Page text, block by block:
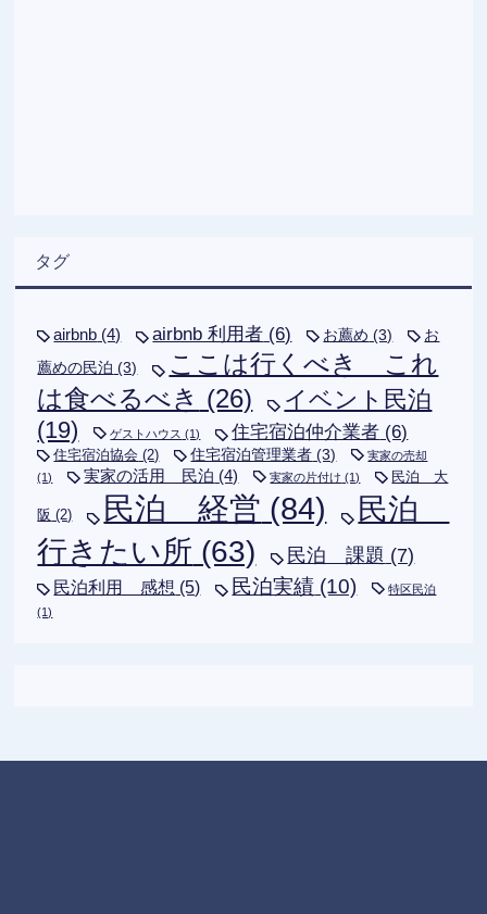
タグ
airbnb (4) airbnb 利用者 (6) お薦め (3)
お
薦めの民泊 (3)
ここは行くべき これ
は食べるべき (26)
イベント民泊
(19)
ゲストハウス (1) 住宅宿泊仲介業者 (6)
住宅宿泊協会 (2) 住宅宿泊管理業者 (3)
実家の売却
(1)
実家の活用 民泊 (4) 実家の片付け (1) 民泊 大
阪 (2) 民泊 経営 (84)
民泊
行きたい所 (63) 民泊 課題 (7)
民泊利用 感想 (5) 民泊実績 (10)
特区民泊
(1)